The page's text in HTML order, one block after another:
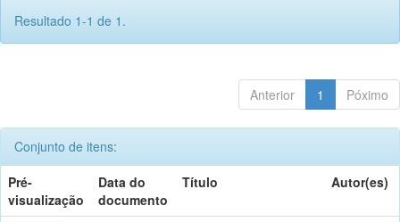
Resultado 1-1 de 1.
Anterior 1 Póximo
Conjunto de itens:
Pré-
visualização
Data do
documento
Título Autor(es)